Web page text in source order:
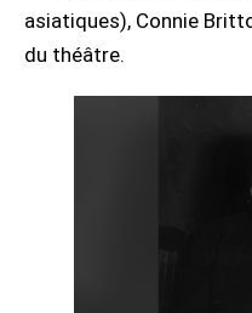
asiatiques), Connie
du théâtre.